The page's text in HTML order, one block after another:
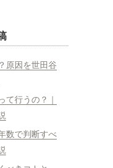
原因を世田谷
て行うの？｜
数で判断すべ